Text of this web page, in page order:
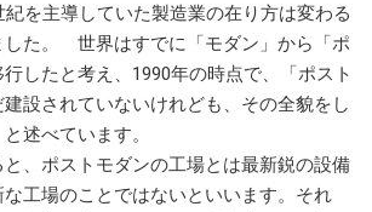
紀を主導していた製造業の在り方は変わる
した。 世界はすでに「モダン」から「ポ
したと考え、1990年の時点で、「ポスト
設されていないけれども、その全貌をし
述べています。
、ポストモダンの工場とは最新鋭の設備
工場のことではないといいます。それ